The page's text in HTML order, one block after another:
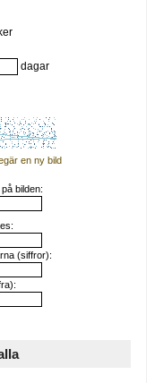
dagar
en ny bild
bilden:
(siffror):